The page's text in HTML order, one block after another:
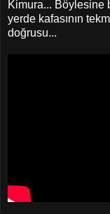
Kimura... Böylesine
yerde kafasının
doğrusu...